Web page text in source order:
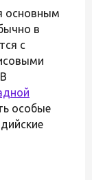
основным
в
с
особые